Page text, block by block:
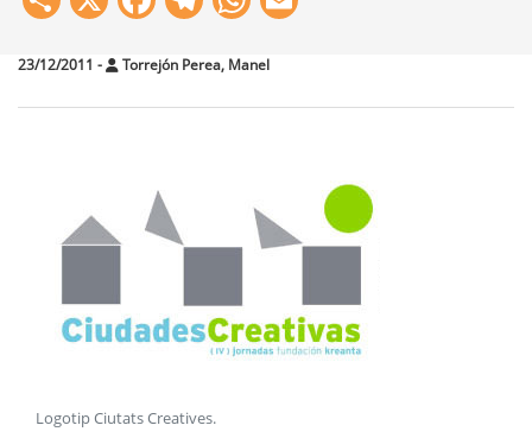
23/12/2011 - Torrejón Perea, Manel
Logotip Ciutats Creatives.